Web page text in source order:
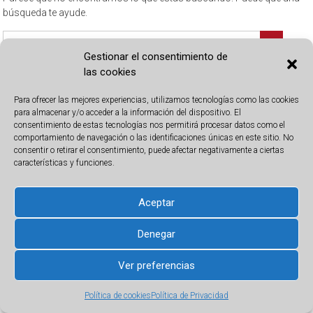
Gestionar el consentimiento de
las cookies
Para ofrecer las mejores experiencias, utilizamos tecnologías como las cookies
para almacenar y/o acceder a la información del dispositivo. El
consentimiento de estas tecnologías nos permitirá procesar datos como el
comportamiento de navegación o las identificaciones únicas en este sitio. No
consentir o retirar el consentimiento, puede afectar negativamente a ciertas
características y funciones.
Aceptar
Denegar
Ver preferencias
Política de cookiesPolítica de Privacidad
búsqueda te ayude.
Registro de Bienes Muebles de Alicante 2026